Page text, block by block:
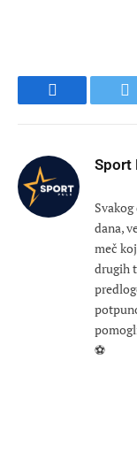
Facebook
Sport
dana,
meč
drugih
⚽